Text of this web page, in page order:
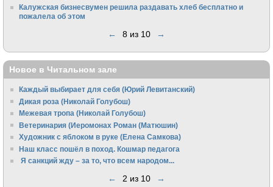
Калужская бизнесвумен решила раздавать хлеб бесплатно и
пожалела об этом
← 8 из 10 →
Новое в Читальном зале
Каждый выбирает для себя (Юрий Левитанский)
Дикая роза (Николай Голубош)
Межевая тропа (Николай Голубош)
Ветеринария (Иеромонах Роман (Матюшин)
Художник с яблоком в руке (Елена Самкова)
Наш класс пошёл в поход. Кошмар педагога
Я санкций жду – за то, что всем народом...
← 2 из 10 →